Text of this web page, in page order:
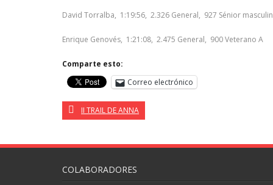
David Torralba, 1:19:56, 2.326 General, 927 Sénior
Enrique Genovés, 1:21:08, 2.475 General, 900 Veterano A
Comparte esto:
Correo electrónico
II TRAIL DE ANNA
COLABORADORES